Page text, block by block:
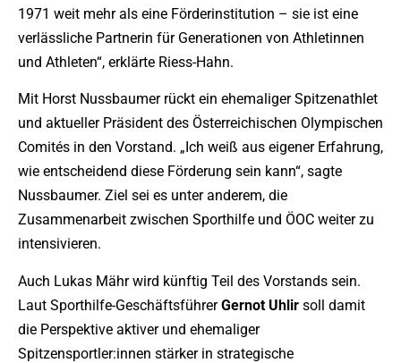
1971 weit mehr als eine Förderinstitution – sie ist eine
verlässliche Partnerin für Generationen von Athletinnen
und Athleten“, erklärte Riess-Hahn.
Mit Horst Nussbaumer rückt ein ehemaliger Spitzenathlet
und aktueller Präsident des Österreichischen Olympischen
Comités in den Vorstand. „Ich weiß aus eigener Erfahrung,
wie entscheidend diese Förderung sein kann“, sagte
Nussbaumer. Ziel sei es unter anderem, die
Zusammenarbeit zwischen Sporthilfe und ÖOC weiter zu
intensivieren.
Auch Lukas Mähr wird künftig Teil des Vorstands sein.
Laut Sporthilfe-GeschäftsführerGernot Uhlir soll damit
die Perspektive aktiver und ehemaliger
Spitzensportler:innen stärker in strategische